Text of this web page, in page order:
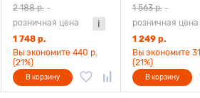
10000 mah 22.5W
(BHR9072GL) со
встроенным кабелем,
бежевый
2 188 р. -
розничная цена
1 748 р.
Вы экономите 440 р.
(21%)
В корзину
10000 mah
GL
1 563 р. -
розничная цена
1 249 р.
Вы экономите
(21%)
В корзину